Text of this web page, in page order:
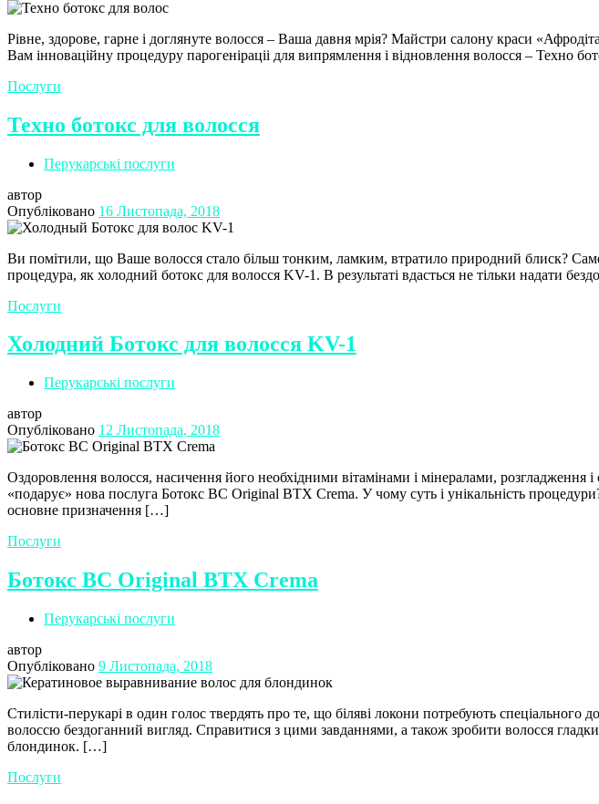
Рівне, здорове, гарне і доглянуте волосся – Ваша давня мрія? Майстри салону краси
Вам інноваційну процедуру парогеніраціі для випрямлення і відновлення волосся – Техно
Послуги
Техно ботокс для волосся
Перукарські послуги
автор
Опубліковано 16 Листопада, 2018
Ви помітили, що Ваше волосся стало більш тонким, ламким, втратило природний блиск?
процедура, як холодний ботокс для волосся KV-1. В результаті вдасться не тільки надати
Послуги
Холодний Ботокс для волосся KV-1
Перукарські послуги
автор
Опубліковано 12 Листопада, 2018
Оздоровлення волосся, насичення його необхідними вітамінами і мінералами,
«подарує» нова послуга Ботокс BC Original BTX Crema. У чому суть і унікальність
основне призначення […]
Послуги
Ботокс BC Original BTX Crema
Перукарські послуги
автор
Опубліковано 9 Листопада, 2018
Стилісти-перукарі в один голос твердять про те, що біляві локони потребують спеціального
волоссю бездоганний вигляд. Справитися з цими завданнями, а також зробити волосся
блондинок. […]
Послуги